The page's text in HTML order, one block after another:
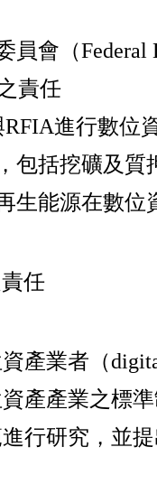
員會（Federal
責任
RFIA進行數位
包括挖礦及質
生能源在數位
任
產業者（
產產業之標
行研究，並